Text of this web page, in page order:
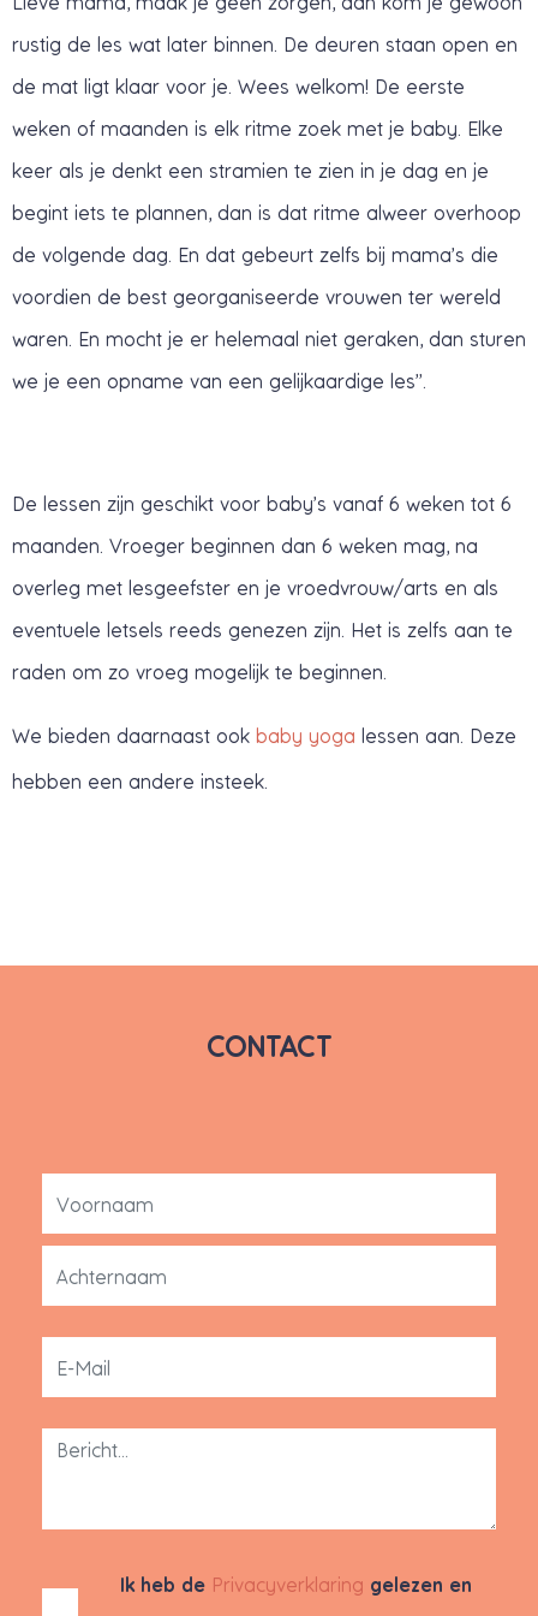
rustig de les wat later binnen. De deuren staan open en
de mat ligt klaar voor je. Wees welkom! De eerste
weken of maanden is elk ritme zoek met je baby. Elke
keer als je denkt een stramien te zien in je dag en je
begint iets te plannen, dan is dat ritme alweer overhoop
de volgende dag. En dat gebeurt zelfs bij mama’s die
voordien de best georganiseerde vrouwen ter wereld
waren. En mocht je er helemaal niet geraken, dan sturen
we je een opname van een gelijkaardige les”.
De lessen zijn geschikt voor baby’s vanaf 6 weken tot 6
maanden. Vroeger beginnen dan 6 weken mag, na
overleg met lesgeefster en je vroedvrouw/arts en als
eventuele letsels reeds genezen zijn. Het is zelfs aan te
raden om zo vroeg mogelijk te beginnen.
We bieden daarnaast ook baby yoga lessen aan. Deze
hebben een andere insteek.
CONTACT
Ik heb de Privacyverklaring gelezen en